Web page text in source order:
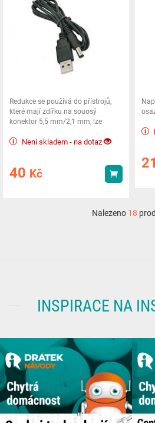
Redukce se používá do přístrojů,
které mají zdířku na souosý
konektor 5,5 mm/2,1 mm, lze
Není skladem - na dotaz
40 Kč Koupit
Nalezeno 18
INSPIRACE NA